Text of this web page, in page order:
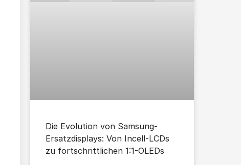
Die Evolution von Samsung-
Ersatzdisplays: Von Incell-LCDs
zu fortschrittlichen 1:1-OLEDs